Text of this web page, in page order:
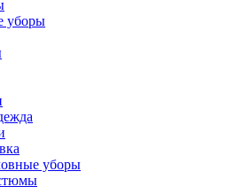
уборы
уборы